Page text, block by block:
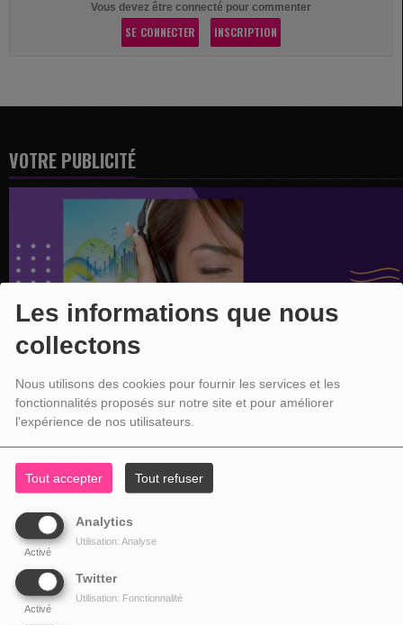
Les informations que nous
collectons
Nous utilisons des cookies pour fournir les services et les
fonctionnalités proposés sur notre site et pour améliorer
l'expérience de nos utilisateurs.
Tout accepter Tout refuser
Analytics
Activé
Utilisation: Analyse
Twitter
Activé
Utilisation: Fonctionnalité
Vous devez être connecté pour commenter
SE CONNECTER INSCRIPTION
VOTRE PUBLICITÉ